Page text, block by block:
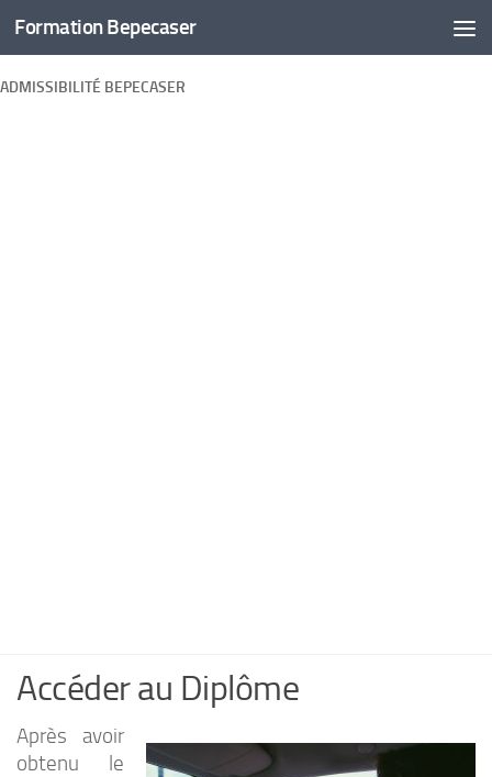
Skip to content
Formation Bepecaser
ADMISSIBILITÉ BEPECASER
Accéder au Diplôme
Après avoir
obtenu le